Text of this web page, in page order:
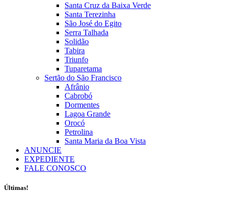
Santa Cruz da Baixa Verde
Santa Terezinha
São José do Egito
Serra Talhada
Solidão
Tabira
Triunfo
Tuparetama
Sertão do São Francisco
Afrânio
Cabrobó
Dormentes
Lagoa Grande
Orocó
Petrolina
Santa Maria da Boa Vista
ANUNCIE
EXPEDIENTE
FALE CONOSCO
Últimas!